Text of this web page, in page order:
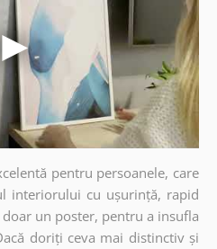
pentru persoanele, care
interiorului cu ușurință, rapid
un poster, pentru a insufla
doriți ceva mai distinctiv și